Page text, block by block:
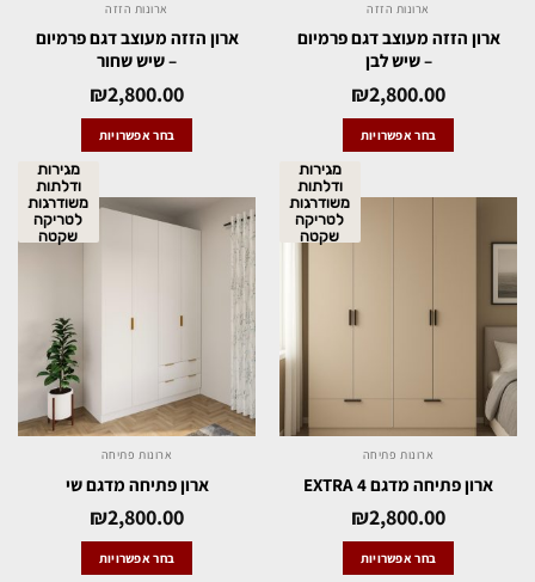
ארונות הזזה
ארון הזזה מעוצב דגם פרמיום
– שיש לבן
₪2,800.00
בחר אפשרויות
ארונות הזזה
ארון הזזה מעוצב דגם פרמיום
– שיש שחור
₪2,800.00
בחר אפשרויות
מגירות
ודלתות
משודרגות
לטריקה
שקטה
ארונות פתיחה
ארון פתיחה מדגם EXTRA 4
₪2,800.00
בחר אפשרויות
מגירות
ודלתות
משודרגות
לטריקה
שקטה
ארונות פתיחה
ארון פתיחה מדגם שי
₪2,800.00
בחר אפשרויות